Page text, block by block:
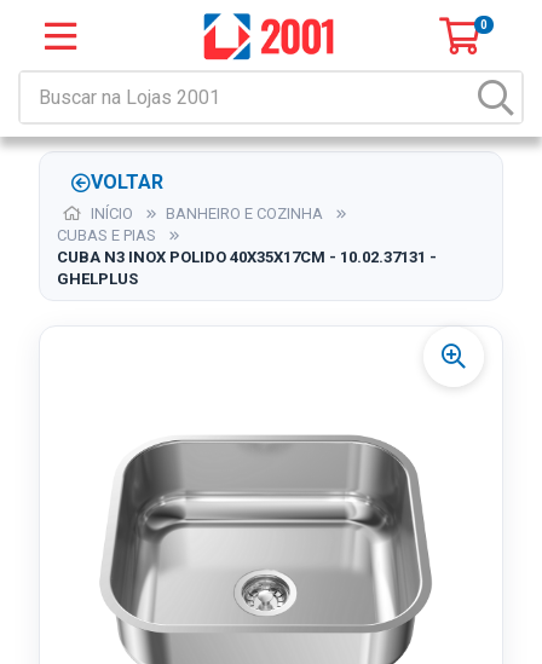
0
VOLTAR
INÍCIO
BANHEIRO E COZINHA
CUBAS E PIAS
CUBA N3 INOX POLIDO 40X35X17CM - 10.02.37131 -
GHELPLUS